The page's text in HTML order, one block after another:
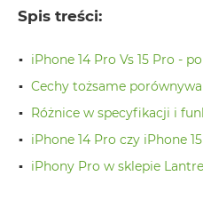
Błękitny
Air
Gwiezdna
Air
Księżycowa
Spis treści:
iPhone 14 Pro Vs 15 Pro -
Cechy tożsame
Różnice w specyfikacji i
iPhone 14 Pro czy iPhone
iPhony Pro w sklepie Lantre